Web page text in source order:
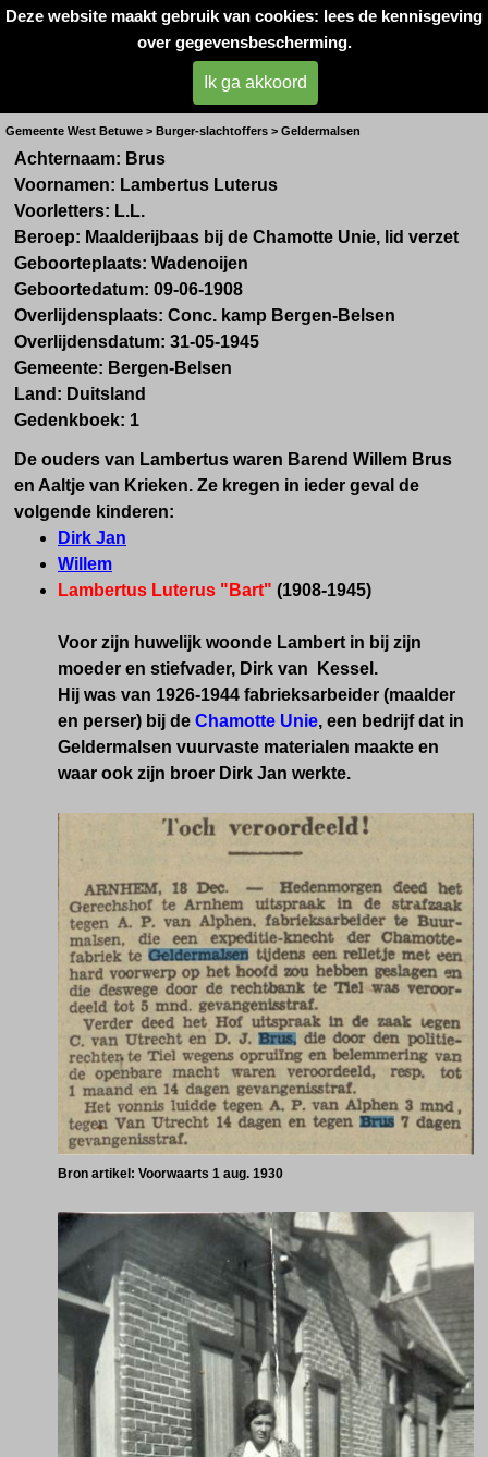
Deze website maakt gebruik van cookies: lees de kennisgeving
over gegevensbescherming.
Ik ga akkoord
Oorlogsslachtoffers
West- Betuwe
Gemeente West Betuwe > Burger-slachtoffers > Geldermalsen
Achternaam: Brus
Voornamen: Lambertus Luterus
Voorletters: L.L.
Beroep: Maalderijbaas bij de Chamotte Unie, lid verzet
Geboorteplaats: Wadenoijen
Geboortedatum: 09-06-1908
Overlijdensplaats: Conc. kamp Bergen-Belsen
Overlijdensdatum: 31-05-1945
Gemeente: Bergen-Belsen
Land: Duitsland
Gedenkboek: 1
De ouders van Lambertus waren Barend Willem Brus
en Aaltje van Krieken. Ze kregen in ieder geval de
volgende kinderen:
Dirk Jan
Willem
Lambertus Luterus "Bart" (1908-1945)
Voor zijn huwelijk woonde Lambert in bij zijn
moeder en stiefvader, Dirk van Kessel.
Hij was van 1926-1944 fabrieksarbeider (maalder
en perser) bij de Chamotte Unie, een bedrijf dat in
Geldermalsen vuurvaste materialen maakte en
waar ook zijn broer Dirk Jan werkte.
Bron artikel: Voorwaarts 1 aug. 1930